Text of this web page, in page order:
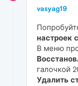
vasyag19
настроек
В меню
галочкой
Удалить